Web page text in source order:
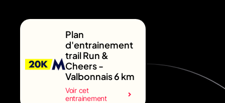
Plan
d'entrainement
trail Run &
Cheers -
Valbonnais 6 km
Voir cet
entrainement